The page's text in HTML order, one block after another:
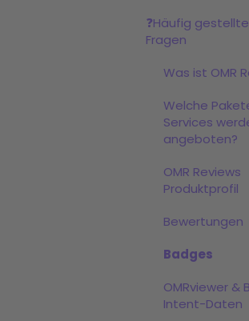
❓Häufig gestellte
Fragen
Was ist OMR
Welche
Services
angeboten?
OMR Reviews
Produktprofil
Bewertungen
Badges
OMRviewer &
Intent-Daten